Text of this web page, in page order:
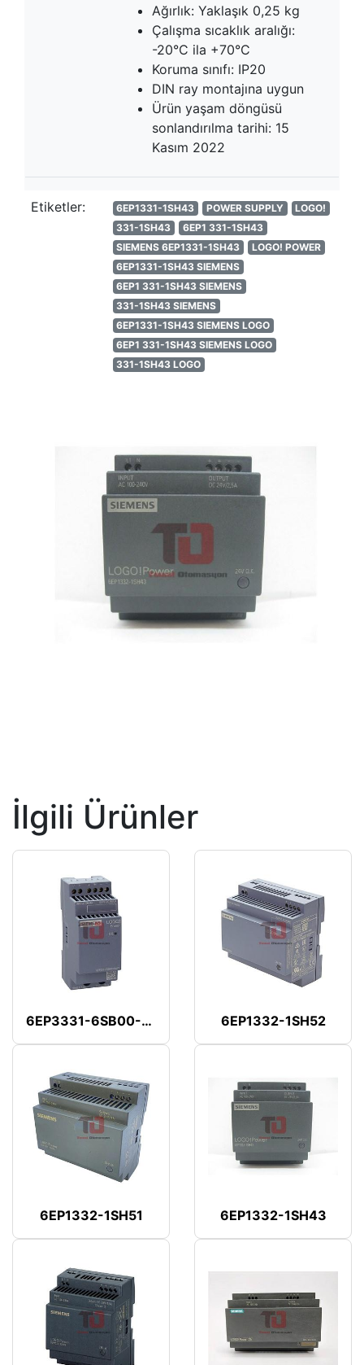
Ağırlık: Yaklaşık 0,25 kg
Çalışma sıcaklık aralığı:
-20°C ila +70°C
Koruma sınıfı: IP20
DIN ray montajına uygun
Ürün yaşam döngüsü
sonlandırılma tarihi: 15
Kasım 2022
Etiketler: 6EP1331-1SH43 POWER SUPPLY
LOGO!
331-1SH43
6EP1 331-1SH43
SIEMENS 6EP1331-1SH43
LOGO! POWER
6EP1331-1SH43 SIEMENS
6EP1 331-1SH43 SIEMENS
331-1SH43 SIEMENS
6EP1331-1SH43 SIEMENS LOGO
6EP1 331-1SH43 SIEMENS LOGO
331-1SH43 LOGO
İlgili Ürünler
6EP3331-6SB00-0AY0 6EP1332-1SH52
6EP1332-1SH51 6EP1332-1SH43